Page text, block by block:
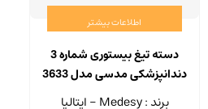
اطلاعات بیشتر
دسته تیغ بیستوری شماره 3
دندانپزشکی مدسی مدل 3633
برند : Medesy - ایتالیا